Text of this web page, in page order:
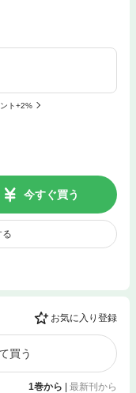
ト+2%
今すぐ買う
る
お気に入り登録
買う
1巻から | 最新刊から